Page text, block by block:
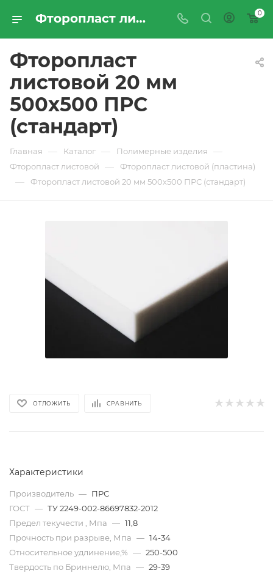
Фторопласт листовой 20 мм 500х500 ПРС (стандарт) - купить по цене производителя с доставкой по Москве и России | ПРОМРЕСУРССЕРВИС 0
Фторопласт
листовой 20 мм
500х500 ПРС
(стандарт)
Главная — Каталог — Полимерные изделия —
Фторопласт листовой — Фторопласт листовой (пластина)
— Фторопласт листовой 20 мм 500х500 ПРС (стандарт)
ОТЛОЖИТЬ СРАВНИТЬ
Характеристики
Производитель — ПРС
ГОСТ — ТУ 2249-002-86697832-2012
Предел текучести , Мпа — 11,8
Прочность при разрыве, Мпа — 14-34
Относительное удлинение,% — 250-500
Твердость по Бриннелю, Мпа — 29-39